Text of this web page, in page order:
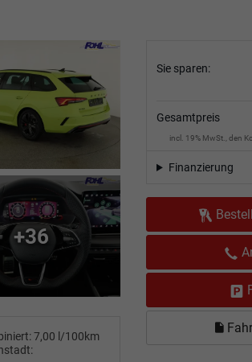
Sie sparen:
Gesamtpreis
incl. 19% MwSt., den
Finanzierung
+36
7,00 l/100km